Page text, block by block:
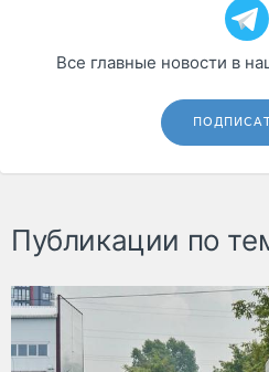
Все главные новости в
Публикации по